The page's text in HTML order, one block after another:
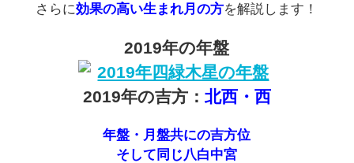
さらに効果の高い生まれ月の方を解説します！
2019年の年盤
2019年の吉方： 北西・西
年盤・月盤共にの吉方位
そして同じ八白中宮